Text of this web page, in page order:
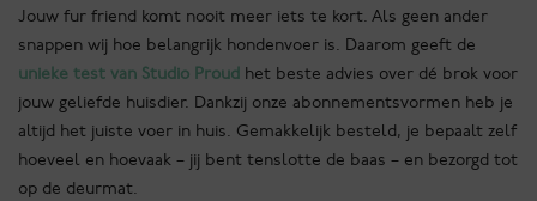
Jouw fur friend komt nooit meer iets te kort. Als geen ander
snappen wij hoe belangrijk hondenvoer is. Daarom geeft de
unieke test van Studio Proud het beste advies over dé brok voor
jouw geliefde huisdier. Dankzij onze abonnementsvormen heb je
altijd het juiste voer in huis. Gemakkelijk besteld, je bepaalt zelf
hoeveel en hoevaak – jij bent tenslotte de baas – en bezorgd tot
op de deurmat.